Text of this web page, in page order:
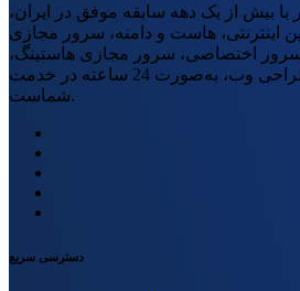
بیش از یک دهه سابقه موفق در ایران،
اینترنتی، هاست و دامنه، سرور مجازی
سرور اختصاصی، سرور مجازی هاستینگ،
گواهینامه امنیتی و طراحی وب، به‌صورت 24 ساعته در خدمت
شماست.
دسترسی سریع